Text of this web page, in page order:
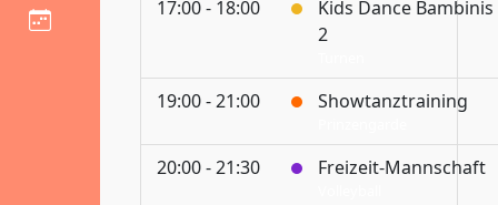
17:00 - 18:00
Kids Dance Bambinis
2
19:00 - 21:00 Showtanztraining
20:00 - 21:30 Freizeit-Mannschaft